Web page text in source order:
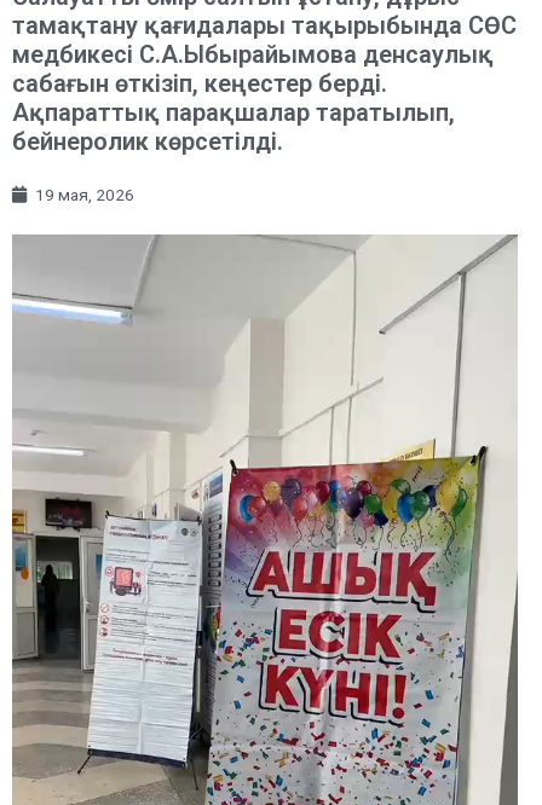
тамақтану қағидалары тақырыбында СӨС
медбикесі С.А.Ыбырайымова денсаулық
сабағын өткізіп, кеңестер берді.
Ақпараттық парақшалар таратылып,
бейнеролик көрсетілді.
19 мая, 2026